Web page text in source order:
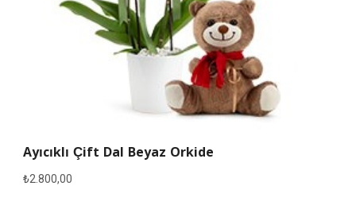
Ayıcıklı Çift Dal Beyaz Orkide
₺2.800,00